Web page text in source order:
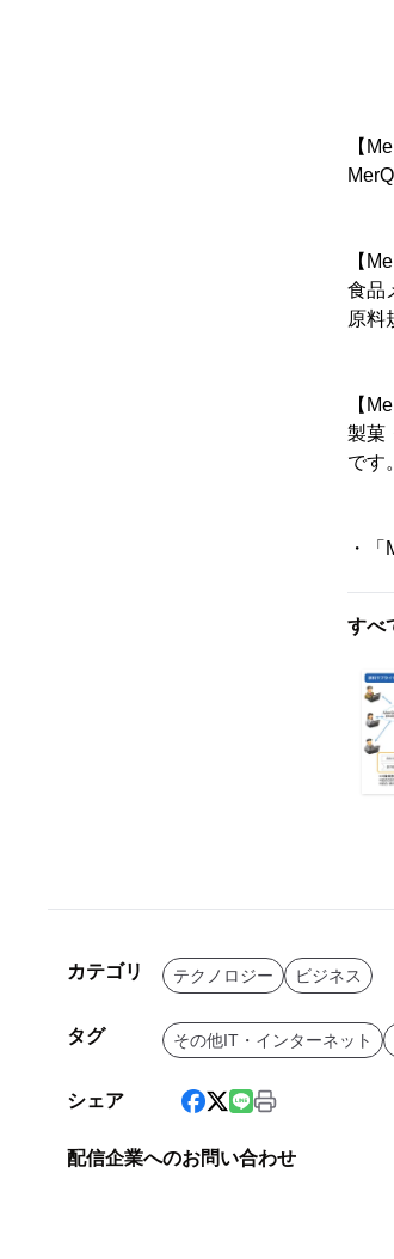
【
【
食品
原料
【
製菓
です。
・
すべ
カテゴリ テクノロジー ビジネス
タグ その他IT・インターネット
シェア
配信企業へのお問い合わせ